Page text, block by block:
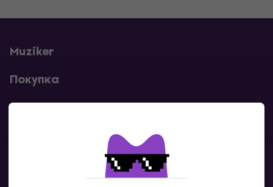
Muziker
Покупка
Полезни линкове
Контакти